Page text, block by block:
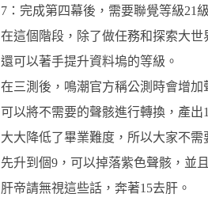
7：完成第四幕後，需要聯覺等級21
在這個階段，除了做任務和探索大世
還可以著手提升資料塢的等級。
在三測後，鳴潮官方稱公測時會增加
可以將不需要的聲骸進行轉換，產出
大大降低了畢業難度，所以大家不需
先升到個9，可以掉落紫色聲骸，並
肝帝請無視這些話，奔著15去肝。